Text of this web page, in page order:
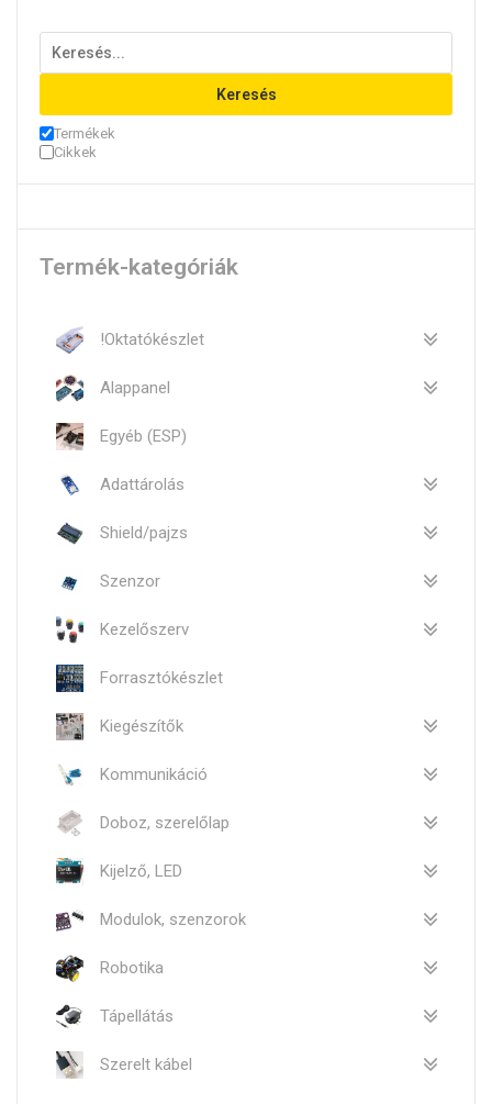
Keresés
Termékek
Cikkek
Termék-kategóriák
!Oktatókészlet
Alappanel
Egyéb (ESP)
Adattárolás
Shield/pajzs
Szenzor
Kezelőszerv
Forrasztókészlet
Kiegészítők
Kommunikáció
Doboz, szerelőlap
Kijelző, LED
Modulok, szenzorok
Robotika
Tápellátás
Szerelt kábel